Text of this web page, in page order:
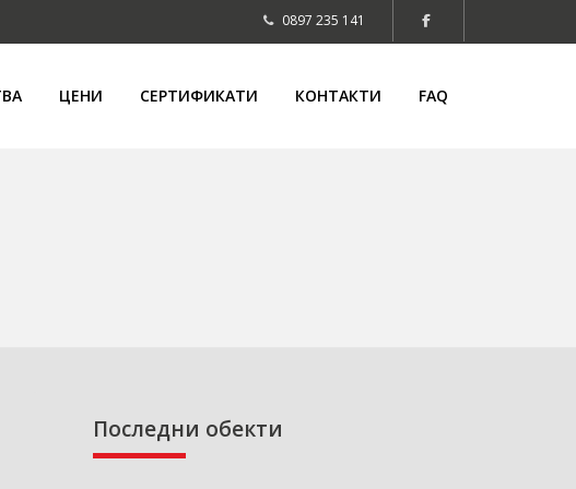
0897 235 141
ЦЕНИ СЕРТИФИКАТИ КОНТАКТИ FAQ
Последни обекти